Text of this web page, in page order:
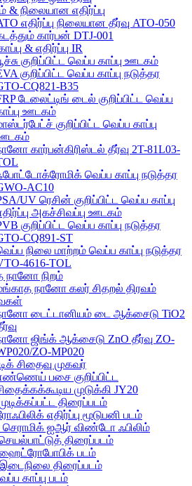
& நிலையான எதிர்ப்பு
எதிர்ப்பு நிலையான தீர்வு ATO-050
கார்பன் DTJ-001
& எதிர்ப்பு IR
குறிப்பிட்ட வெப்ப காப்பு ஊடகம்
குறிப்பிட்ட வெப்ப காப்பு நடுத்தர
CQ821-B35
டேலைட்டிங் டைல் குறிப்பிட்ட வெப்ப
ஊடகம்
குறிப்பிட்ட வெப்ப காப்பு
கார்பன்கிரிஸ்டல் தீர்வு 2T-81L03-
வெப்ப காப்பு நடுத்தர
AC10
UV ரெசின் குறிப்பிட்ட வெப்ப காப்பு
அகச்சிவப்பு ஊடகம்
குறிப்பிட்ட வெப்ப காப்பு நடுத்தர
CQ891-ST
நிலை மாற்றம் வெப்ப காப்பு நடுத்தர
4616-TOL
நானோ நிறம்
நானோ கலர் சிதறல் திரவம்
டைட்டானியம் டை ஆக்சைடு TiO2
ஜிங்க் ஆக்சைடு ZnO தீர்வு ZO-
ZO-MP020
சிதைவு முகவர்
பசை குறிப்பிட்ட
முடுக்கி JY20
திரைப்படம்
எதிர்ப்பு மூடுபனி படம்
ஐஆர் விண்டோ ஃபிலிம்
செயல்பாட்டுத் திரைப்படம்
ஹைட்ரோபோபிக் படம்
திரைப்படம்
காப்பு படம்